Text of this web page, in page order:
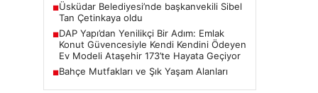
■Üsküdar Belediyesi’nde başkanvekili Sibel
Tan Çetinkaya oldu
■DAP Yapı’dan Yenilikçi Bir Adım: Emlak
Konut Güvencesiyle Kendi Kendini Ödeyen
Ev Modeli Ataşehir 173’te Hayata Geçiyor
■Bahçe Mutfakları ve Şık Yaşam Alanları